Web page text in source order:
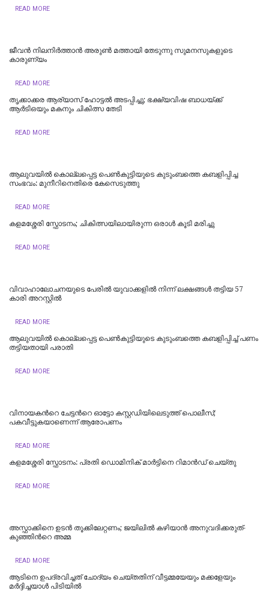
READ MORE
ജീവൻ നിലനിർത്താൻ അരുൺ മത്തായി തേടുന്നു സുമനസുകളുടെ
കാരുണ്യം
READ MORE
തൃക്കാക്കര ആര്യാസ് ഹോട്ടൽ അടപ്പിച്ചു; ഭക്ഷ്യവിഷ ബാധയ്ക്ക്
ആർടിഒയും മകനും ചികിത്സ തേടി
READ MORE
ആലുവയിൽ കൊല്ലപ്പെട്ട പെൺകുട്ടിയുടെ കുടുംബത്തെ കബളിപ്പിച്ച
സംഭവം: മുനീറിനെതിരെ കേസെടുത്തു
READ MORE
കളമശ്ശേരി സ്ഫോടനം; ചികിത്സയിലായിരുന്ന ഒരാൾ കൂടി മരിച്ചു
READ MORE
വിവാഹാലോചനയുടെ പേരിൽ യുവാക്കളിൽ നിന്ന് ലക്ഷങ്ങൾ തട്ടിയ 57
കാരി അറസ്റ്റിൽ
READ MORE
ആലുവയിൽ കൊല്ലപ്പെട്ട പെൺകുട്ടിയുടെ കുടുംബത്തെ കബളിപ്പിച്ച് പണം
തട്ടിയതായി പരാതി
READ MORE
വിനായകന്‍റെ ചേട്ടന്‍റെ ഓട്ടോ കസ്റ്റഡിയിലെടുത്ത് പൊലീസ്;
പകവീട്ടുകയാണെന്ന് ആരോപണം
READ MORE
കളമശ്ശേരി സ്ഫോടനം: പ്രതി ഡൊമിനിക് മാർട്ടിനെ റിമാന്‍ഡ് ചെയ്തു
READ MORE
അസ്ഫാക്കിനെ ഉടന്‍ തൂക്കിലേറ്റണം; ജയിലില്‍ കഴിയാന്‍ അനുവദിക്കരുത്-
കുഞ്ഞിന്‍റെ അമ്മ
READ MORE
ആടിനെ ഉപദ്രവിച്ചത് ചോദ്യം ചെയ്തതിന് വീട്ടമ്മയേയും മക്കളേയും
മർദ്ദിച്ചയാൾ പിടിയിൽ